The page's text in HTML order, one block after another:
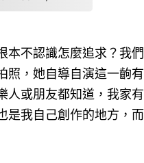
本不認識怎麼追求？我們
照，她自導自演這一齣有
人或朋友都知道，我家有
是我自己創作的地方，而